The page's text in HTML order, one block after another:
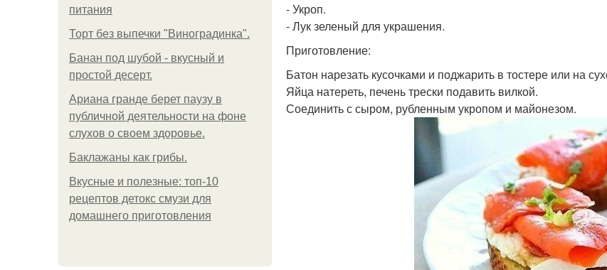
питания
Торт без выпечки "Виноградинка".
Банан под шубой - вкусный и
простой десерт.
Ариана гранде берет паузу в
публичной деятельности на фоне
слухов о своем здоровье.
Баклажаны как грибы.
Вкусные и полезные: топ-10
рецептов детокс смузи для
домашнего приготовления
- Укроп.
- Лук зеленый для украшения.
Приготовление:
Батон нарезать кусочками и поджарить в тостере или на
Яйца натереть, печень трески подавить вилкой.
Соединить с сыром, рубленным укропом и майонезом.